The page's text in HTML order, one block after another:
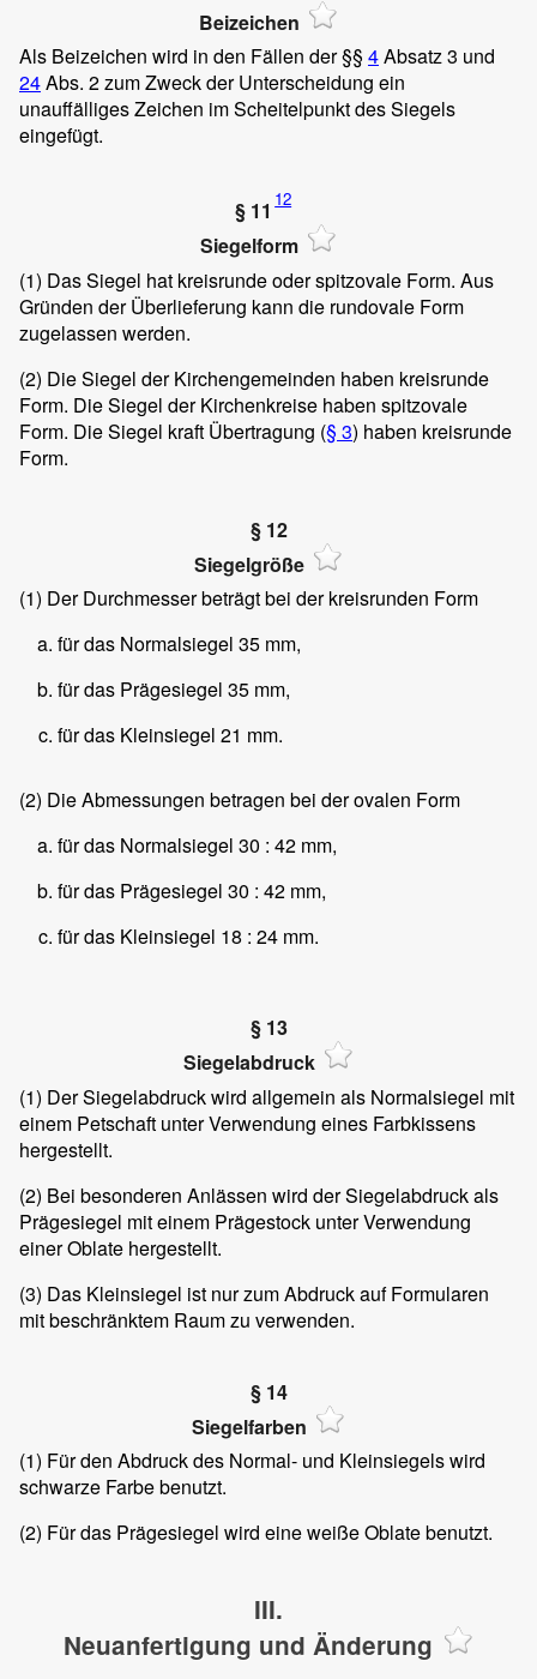
Beizeichen
Als Beizeichen wird in den Fällen der §§ 4Absatz 3 und
24Abs. 2 zum Zweck der Unterscheidung ein
unauffälliges Zeichen im Scheitelpunkt des Siegels
eingefügt.
§ 11 12
Siegelform
(1) Das Siegel hat kreisrunde oder spitzovale Form. Aus
Gründen der Überlieferung kann die rundovale Form
zugelassen werden.
(2) Die Siegel der Kirchengemeinden haben kreisrunde
Form. Die Siegel der Kirchenkreise haben spitzovale
Form. Die Siegel kraft Übertragung (§ 3) haben kreisrunde
Form.
§ 12
Siegelgröße
(1) Der Durchmesser beträgt bei der kreisrunden Form
für das Normalsiegel 35 mm,
für das Prägesiegel 35 mm,
für das Kleinsiegel 21 mm.
(2) Die Abmessungen betragen bei der ovalen Form
für das Normalsiegel 30 : 42 mm,
für das Prägesiegel 30 : 42 mm,
für das Kleinsiegel 18 : 24 mm.
§ 13
Siegelabdruck
(1) Der Siegelabdruck wird allgemein als Normalsiegel mit
einem Petschaft unter Verwendung eines Farbkissens
hergestellt.
(2) Bei besonderen Anlässen wird der Siegelabdruck als
Prägesiegel mit einem Prägestock unter Verwendung
einer Oblate hergestellt.
(3) Das Kleinsiegel ist nur zum Abdruck auf Formularen
mit beschränktem Raum zu verwenden.
§ 14
Siegelfarben
(1) Für den Abdruck des Normal- und Kleinsiegels wird
schwarze Farbe benutzt.
(2) Für das Prägesiegel wird eine weiße Oblate benutzt.
III.
Neuanfertigung und Änderung